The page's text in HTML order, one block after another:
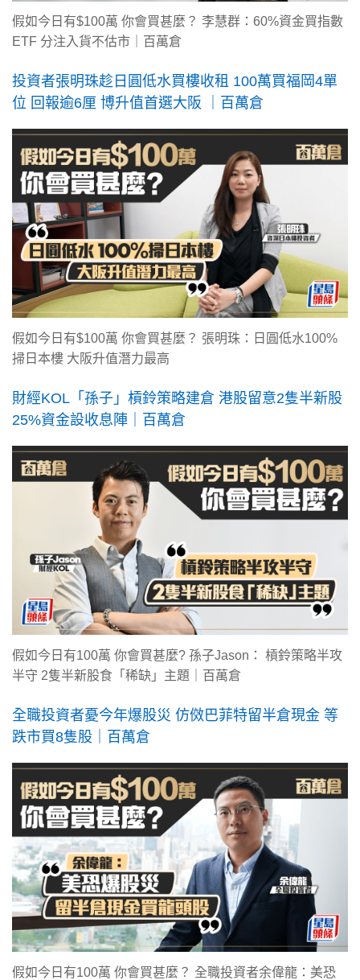
假如今日有$100萬 你會買甚麼？ 李慧群：60%資金買指數
ETF 分注入貨不估市｜百萬倉
投資者張明珠趁日圓低水買樓收租 100萬買福岡4單
位 回報逾6厘 博升值首選大阪 ｜百萬倉
假如今日有$100萬 你會買甚麼？ 張明珠：日圓低水100%
掃日本樓 大阪升值潛力最高
財經KOL「孫子」槓鈴策略建倉 港股留意2隻半新股
25%資金設收息陣｜百萬倉
假如今日有100萬 你會買甚麼? 孫子Jason： 槓鈴策略半攻
半守 2隻半新股食「稀缺」主題｜百萬倉
全職投資者憂今年爆股災 仿傚巴菲特留半倉現金 等
跌市買8隻股｜百萬倉
假如今日有100萬 你會買甚麼？ 全職投資者余偉龍：美恐